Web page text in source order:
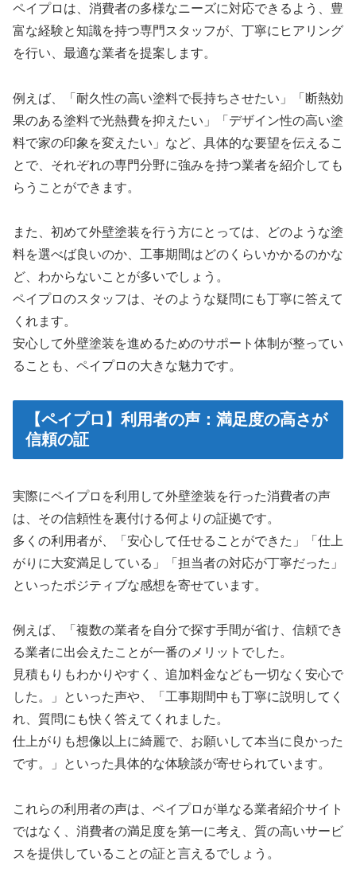
ペイプロは、消費者の多様なニーズに対応できるよう、豊
富な経験と知識を持つ専門スタッフが、丁寧にヒアリング
を行い、最適な業者を提案します。
例えば、「耐久性の高い塗料で長持ちさせたい」「断熱効
果のある塗料で光熱費を抑えたい」「デザイン性の高い塗
料で家の印象を変えたい」など、具体的な要望を伝えるこ
とで、それぞれの専門分野に強みを持つ業者を紹介しても
らうことができます。
また、初めて外壁塗装を行う方にとっては、どのような塗
料を選べば良いのか、工事期間はどのくらいかかるのかな
ど、わからないことが多いでしょう。
ペイプロのスタッフは、そのような疑問にも丁寧に答えて
くれます。
安心して外壁塗装を進めるためのサポート体制が整ってい
ることも、ペイプロの大きな魅力です。
【ペイプロ】利用者の声：満足度の高さが
信頼の証
実際にペイプロを利用して外壁塗装を行った消費者の声
は、その信頼性を裏付ける何よりの証拠です。
多くの利用者が、「安心して任せることができた」「仕上
がりに大変満足している」「担当者の対応が丁寧だった」
といったポジティブな感想を寄せています。
例えば、「複数の業者を自分で探す手間が省け、信頼でき
る業者に出会えたことが一番のメリットでした。
見積もりもわかりやすく、追加料金なども一切なく安心で
した。」といった声や、「工事期間中も丁寧に説明してく
れ、質問にも快く答えてくれました。
仕上がりも想像以上に綺麗で、お願いして本当に良かった
です。」といった具体的な体験談が寄せられています。
これらの利用者の声は、ペイプロが単なる業者紹介サイト
ではなく、消費者の満足度を第一に考え、質の高いサービ
スを提供していることの証と言えるでしょう。